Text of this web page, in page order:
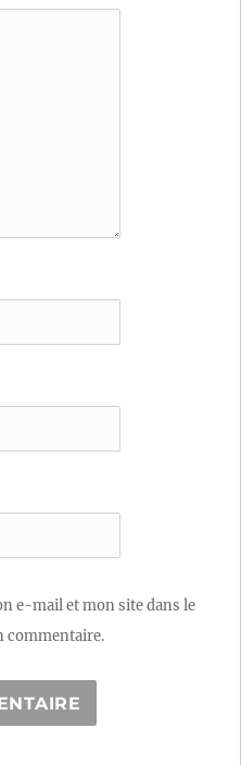
e-mail et mon site dans le
commentaire.